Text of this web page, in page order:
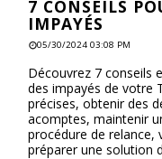
7 CONSEILS
IMPAYÉS
05/30/2024 03:08 PM
Découvrez 7 conseils
des impayés de votre
précises, obtenir des
acomptes, maintenir
procédure de relance,
préparer une solution